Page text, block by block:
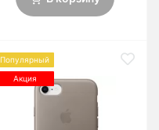
Популярный
Акция